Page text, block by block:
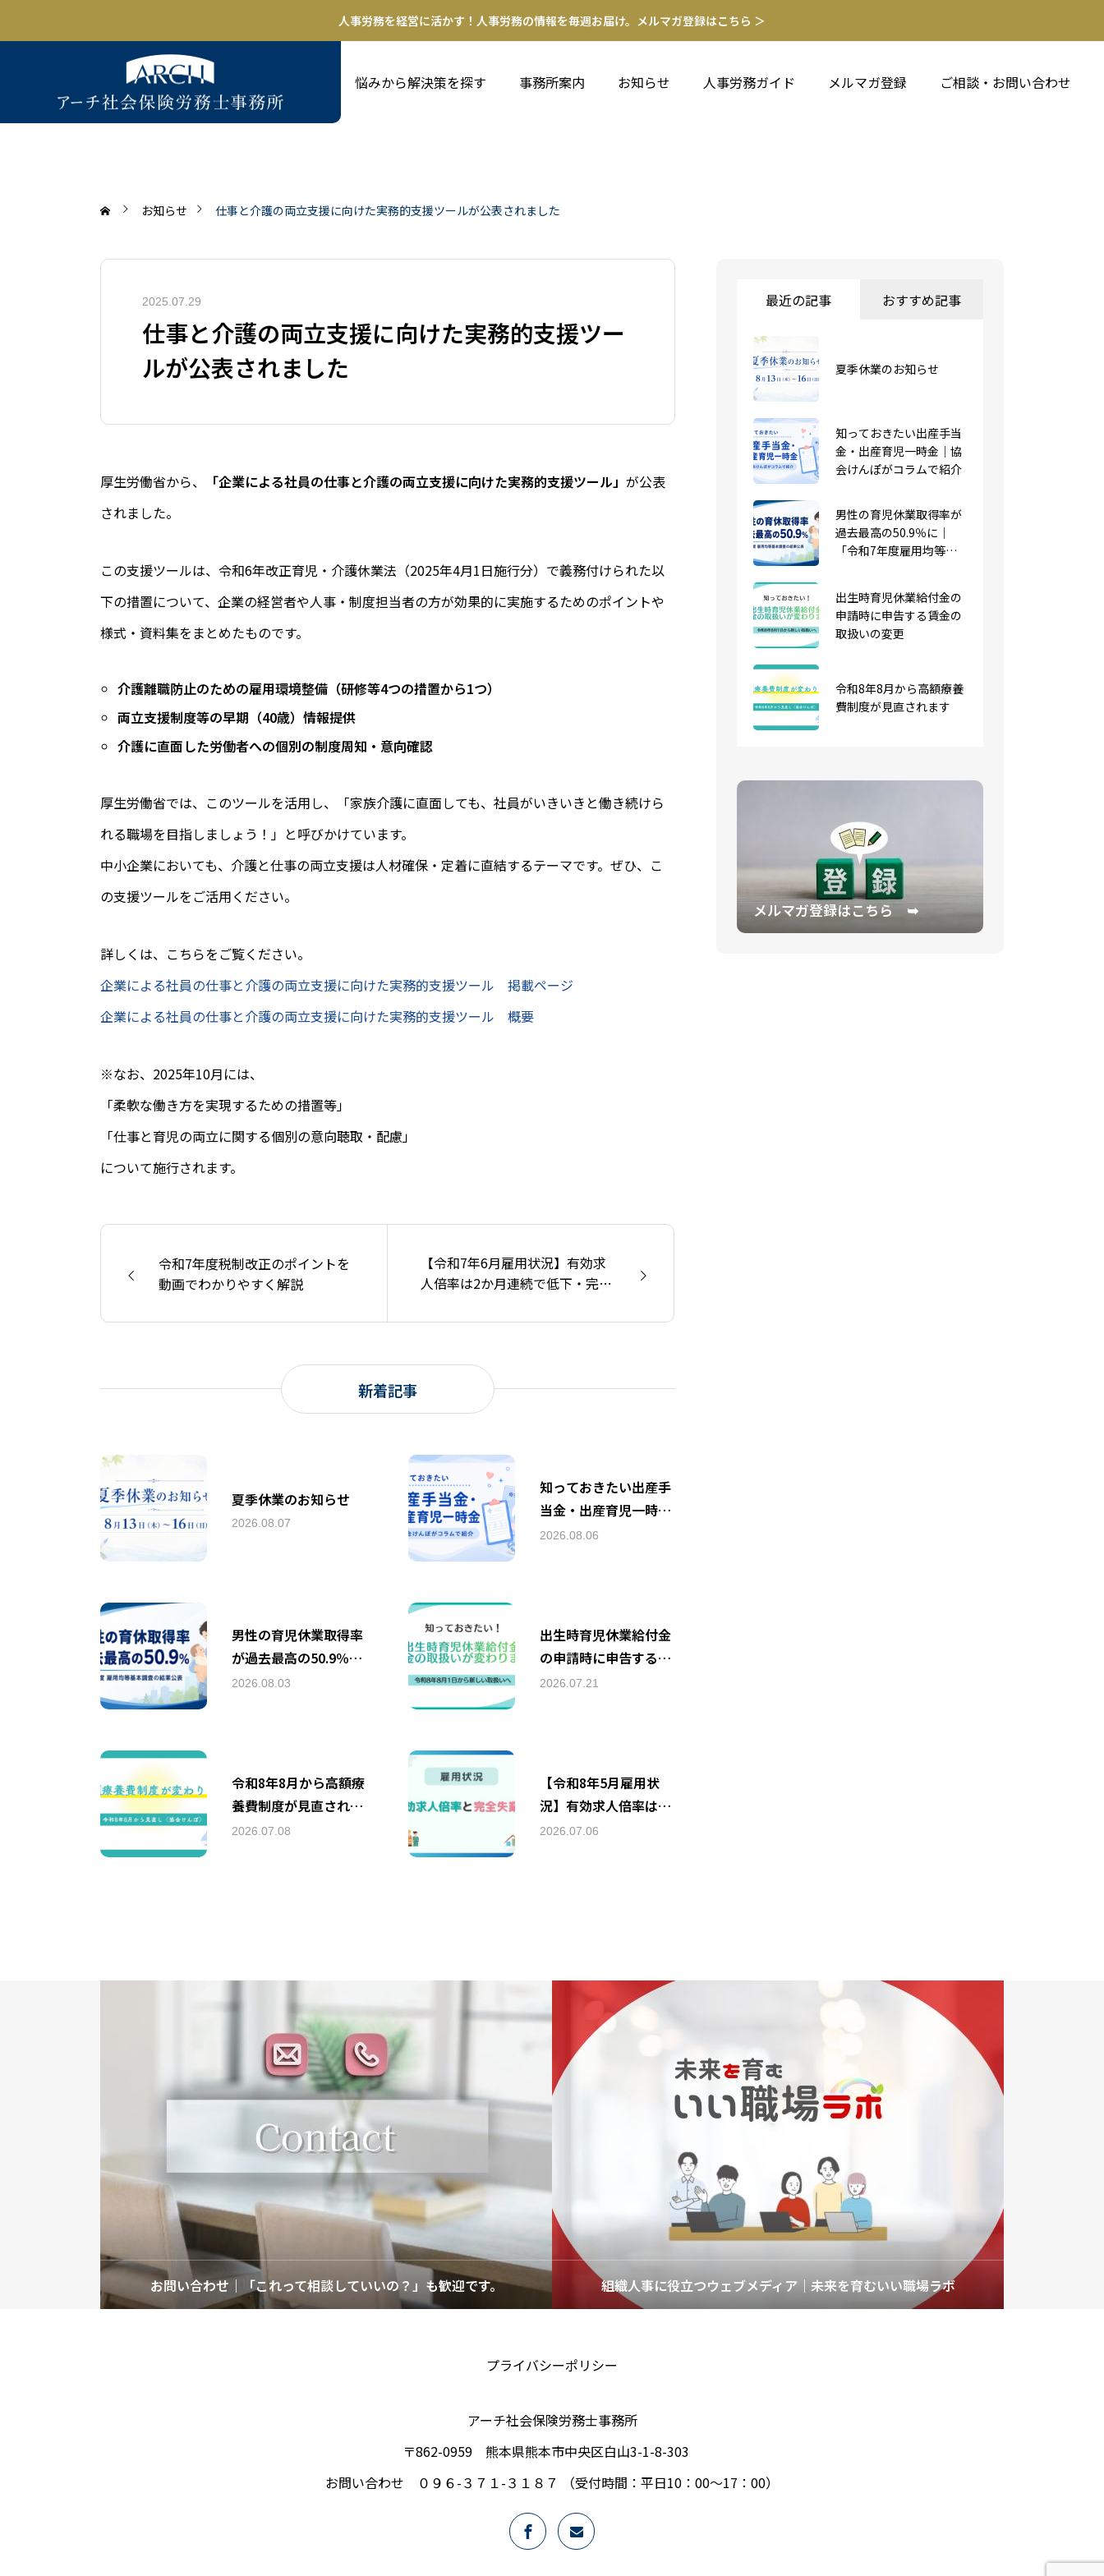
人事労務を経営に活かす！人事労務の情報を毎週お届け。メルマガ登録はこちら ＞
悩みから解決策を探す 事務所案内 お知らせ 人事労務ガイド メルマガ登録 ご相談・お問い合わせ
お知らせ 仕事と介護の両立支援に向けた実務的支援ツールが公表されました
2025.07.29
仕事と介護の両立支援に向けた実務的支援ツー
ルが公表されました
厚生労働省から、 「企業による社員の仕事と介護の両立支援に向けた実務的支援ツール」 が公表
されました。
この支援ツールは、令和6年改正育児・介護休業法（2025年4月1日施行分）で義務付けられた以
下の措置について、企業の経営者や人事・制度担当者の方が効果的に実施するためのポイントや
様式・資料集をまとめたものです。
介護離職防止のための雇用環境整備（研修等4つの措置から1つ）
両立支援制度等の早期（40歳）情報提供
介護に直面した労働者への個別の制度周知・意向確認
厚生労働省では、このツールを活用し、「家族介護に直面しても、社員がいきいきと働き続けら
れる職場を目指しましょう！」と呼びかけています。
中小企業においても、介護と仕事の両立支援は人材確保・定着に直結するテーマです。ぜひ、こ
の支援ツールをご活用ください。
詳しくは、こちらをご覧ください。
企業による社員の仕事と介護の両立支援に向けた実務的支援ツール 掲載ページ
企業による社員の仕事と介護の両立支援に向けた実務的支援ツール 概要
※なお、2025年10月には、
「柔軟な働き方を実現するための措置等」
「仕事と育児の両立に関する個別の意向聴取・配慮」
について施行されます。
令和7年度税制改正のポイントを
動画でわかりやすく解説
【令和7年6月雇用状況】有効求
人倍率は2か月連続で低下・完全
新着記事
夏季休業のお知らせ
2026.08.07
知っておきたい出産手
当金・出産育児一時金
｜協会けんぽがコラム
2026.08.06
男性の育児休業取得率
が過去最高の50.9％に
｜「令和7年度雇用均
2026.08.03
出生時育児休業給付金
の申請時に申告する賃
金の取扱いの変更
2026.07.21
令和8年8月から高額療
養費制度が見直されま
す
2026.07.08
【令和8年5月雇用状
況】有効求人倍率は2
か月ぶりに低下・完全
2026.07.06
最近の記事 おすすめ記事
夏季休業のお知らせ
知っておきたい出産手当
金・出産育児一時金｜協
会けんぽがコラムで紹介
男性の育児休業取得率が
過去最高の50.9％に｜
「令和7年度雇用均等基
出生時育児休業給付金の
申請時に申告する賃金の
取扱いの変更
令和8年8月から高額療養
費制度が見直されます
令和8年10月1日施行｜カ
スハラ対策・求職者等へ
【人事労務ガイド】10月
施行改正育児・介護休業
法 企業が準備しておく
SNS等で求人募集を行う
際の注意事項を喚起した
リーフレット公開
雑誌『CLASSY.6月号』に
掲載されました！
『プロパートナーONLIN
E』にインタビュー記事
メルマガ登録はこちら ➥
お問い合わせ｜「これって相談していいの？」も歓迎です。 組織人事に役立つウェブメディア｜未来を育むいい職場ラボ
プライバシーポリシー
アーチ社会保険労務士事務所
〒862-0959 熊本県熊本市中央区白山3-1-8-303
お問い合わせ ０９６-３７１-３１８７ （受付時間：平日10：00～17：00）